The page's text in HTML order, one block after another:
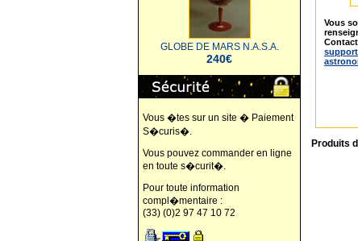
GLOBE DE MARS N.A.S.A.
240€
Vous �tes sur un site � Paiement
S�curis�.
Vous pouvez commander en ligne
en toute s�curit�.
Pour toute information
compl�mentaire :
(33) (0)2 97 47 10 72
Vous
Produits